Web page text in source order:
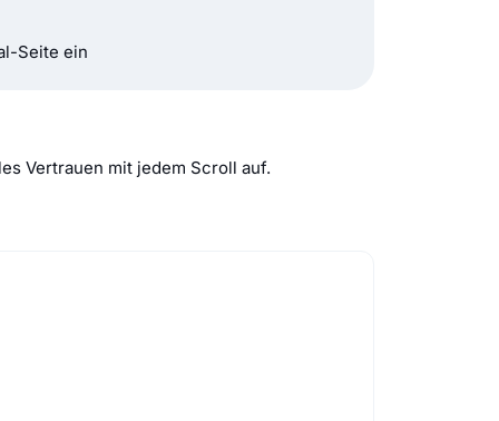
Seite ein
Vertrauen mit jedem Scroll auf.